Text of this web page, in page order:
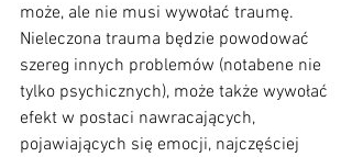
może, ale nie musi wywołać traumę.
Nieleczona trauma będzie powodować
szereg innych problemów (notabene nie
tylko psychicznych), może także wywołać
efekt w postaci nawracających,
pojawiających się emocji, najczęściej